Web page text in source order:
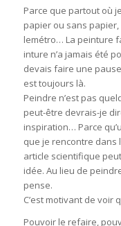
Parce que partout où
papier ou sans papier,
lemétro… La peinture
inture n’a jamais été
devais faire une
est toujours là.
Peindre n’est pas
peut-être devrais-je
inspiration… Parce
que je rencontre dans
article scientifique
idée. Au lieu de
pense.
C’est motivant de voir
Pouvoir le refaire,